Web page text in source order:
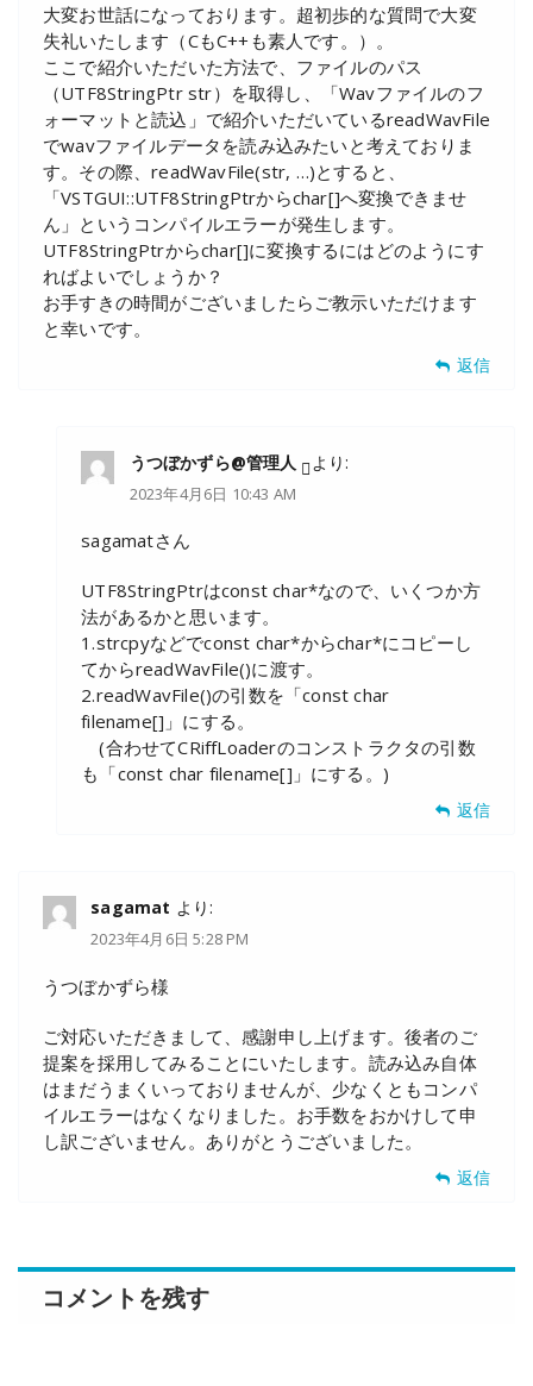
大変お世話になっております。超初歩的な質問で大変
失礼いたします（CもC++も素人です。）。
ここで紹介いただいた方法で、ファイルのパス
（UTF8StringPtr str）を取得し、「Wavファイルのフ
ォーマットと読込」で紹介いただいているreadWavFile
でwavファイルデータを読み込みたいと考えておりま
す。その際、readWavFile(str, …)とすると、
「VSTGUI::UTF8StringPtrからchar[]へ変換できませ
ん」というコンパイルエラーが発生します。
UTF8StringPtrからchar[]に変換するにはどのようにす
ればよいでしょうか？
お手すきの時間がございましたらご教示いただけます
と幸いです。
返信
うつぼかずら@管理人 より:
2023年4月6日 10:43 AM
sagamatさん
UTF8StringPtrはconst char*なので、いくつか方
法があるかと思います。
1.strcpyなどでconst char*からchar*にコピーし
てからreadWavFile()に渡す。
2.readWavFile()の引数を「const char
filename[]」にする。
(合わせてCRiffLoaderのコンストラクタの引数
も「const char filename[]」にする。)
返信
sagamat より:
2023年4月6日 5:28 PM
うつぼかずら様
ご対応いただきまして、感謝申し上げます。後者のご
提案を採用してみることにいたします。読み込み自体
はまだうまくいっておりませんが、少なくともコンパ
イルエラーはなくなりました。お手数をおかけして申
し訳ございません。ありがとうございました。
返信
コメントを残す